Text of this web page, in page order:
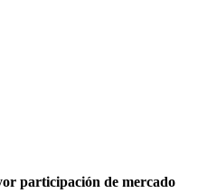
participación de mercado